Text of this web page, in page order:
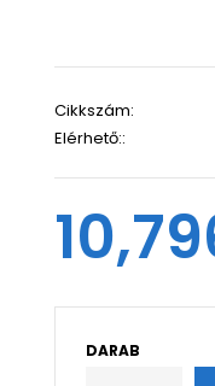
Cikkszám:
Elérhető::
DARAB